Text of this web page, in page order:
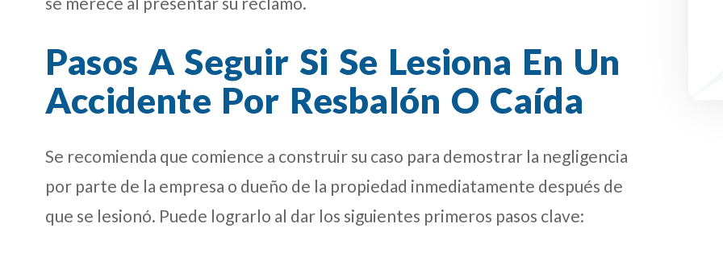
Pasos A Seguir Si Se Lesiona En Un
Accidente Por Resbalón O Caída
Se recomienda que comience a construir su caso para demostrar la negligencia
por parte de la empresa o dueño de la propiedad inmediatamente después de
que se lesionó. Puede lograrlo al dar los siguientes primeros pasos clave: